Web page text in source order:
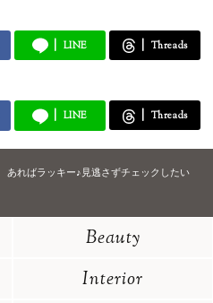
LINE Threads
LINE Threads
あればラッキー♪見逃さずチェックしたい
Beauty
Interior